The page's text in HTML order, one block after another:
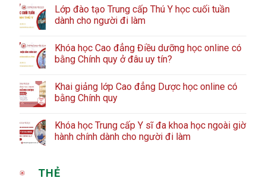
Lớp đào tạo Trung cấp Thú Y học cuối tuần
dành cho người đi làm
Khóa học Cao đẳng Điều dưỡng học online có
bằng Chính quy ở đâu uy tín?
Khai giảng lớp Cao đẳng Dược học online có
bằng Chính quy
Khóa học Trung cấp Y sĩ đa khoa học ngoài giờ
hành chính dành cho người đi làm
THẺ